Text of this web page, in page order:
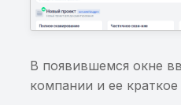
В появившемся окне
компании и ее